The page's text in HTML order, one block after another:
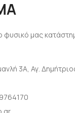
φυσικό μας
3Α, Αγ.